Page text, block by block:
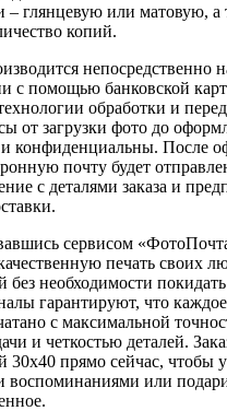
– глянцевую или матовую, а
копий.
непосредственно
с помощью банковской
обработки и
от загрузки фото до
конфиденциальны. После
почту будет
с деталями заказа и
сервисом
печать своих
без необходимости
гарантируют, что
с максимальной
и четкостью деталей.
30х40 прямо сейчас, чтобы
воспоминаниями или